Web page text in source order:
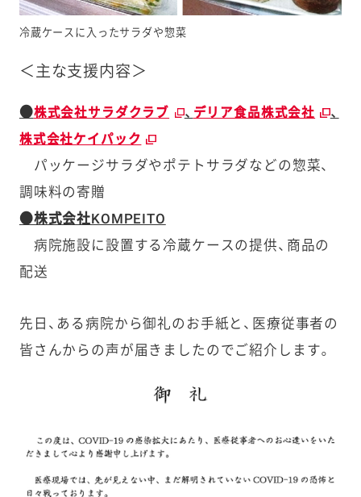
冷蔵ケースに入ったサラダや惣菜
＜主な支援内容＞
●株式会社サラダクラブ 、 デリア食品株式会社 、
株式会社ケイパック
パッケージサラダやポテトサラダなどの惣菜、
調味料の寄贈
●株式会社KOMPEITO
病院施設に設置する冷蔵ケースの提供、商品の
配送
先日、ある病院から御礼のお手紙と、医療従事者の
皆さんからの声が届きましたのでご紹介します。